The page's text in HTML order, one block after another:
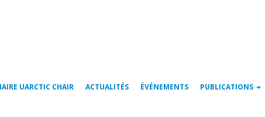
UARCTIC CHAIR ACTUALITÉS ÉVÉNEMENTS PUBLICATIONS